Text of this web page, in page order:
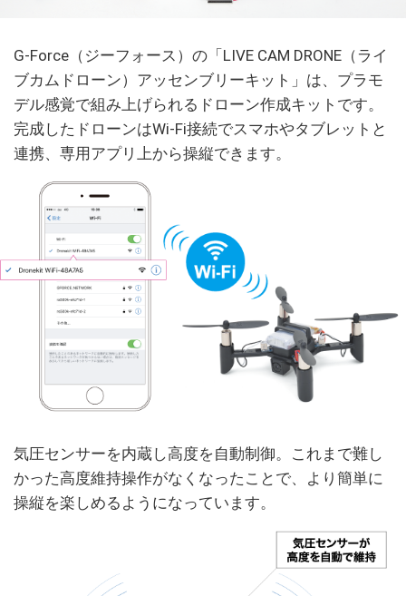
G-Force（ジーフォース）の「LIVE CAM DRONE（ライ
ブカムドローン）アッセンブリーキット」は、プラモ
デル感覚で組み上げられるドローン作成キットです。
完成したドローンはWi-Fi接続でスマホやタブレットと
連携、専用アプリ上から操縦できます。
気圧センサーを内蔵し高度を自動制御。これまで難し
かった高度維持操作がなくなったことで、より簡単に
操縦を楽しめるようになっています。